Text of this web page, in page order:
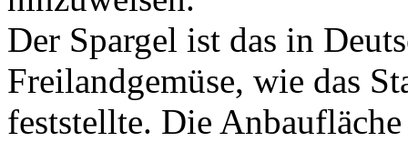
Der Spargel ist das in
Freilandgemüse, wie das
feststellte. Die